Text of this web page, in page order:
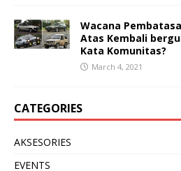
Wacana
Atas Kembali
Kata Komunitas?
March 4, 2021
CATEGORIES
AKSESORIES
EVENTS